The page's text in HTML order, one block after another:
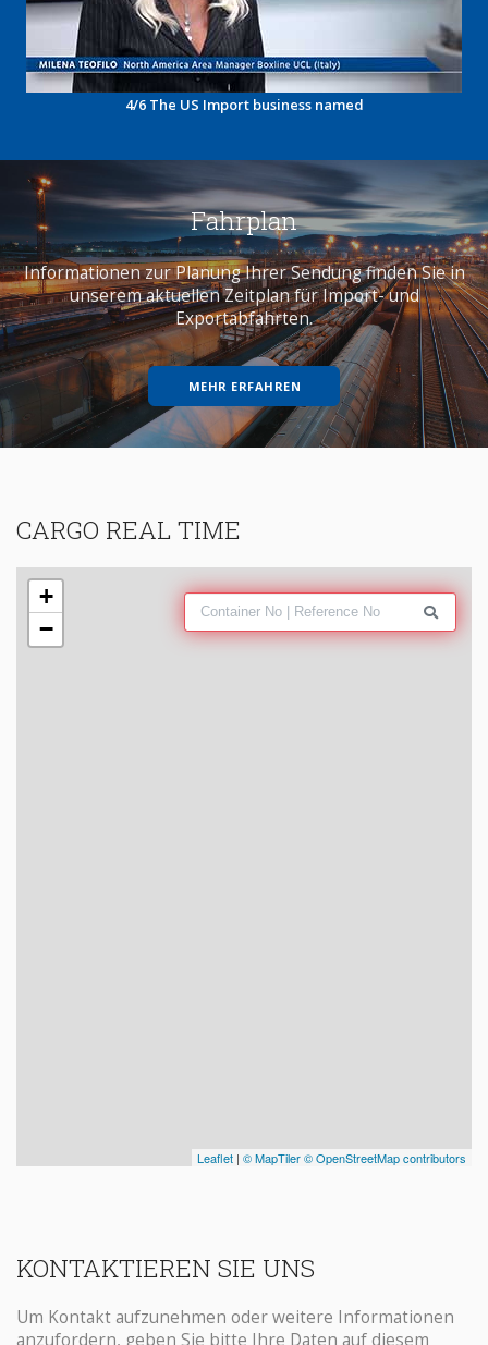
4/6 The US Import business named
Fahrplan
Informationen zur Planung Ihrer Sendung finden Sie in
unserem aktuellen Zeitplan für Import- und
Exportabfahrten.
MEHR ERFAHREN
CARGO REAL TIME
KONTAKTIEREN SIE UNS
Um Kontakt aufzunehmen oder weitere Informationen